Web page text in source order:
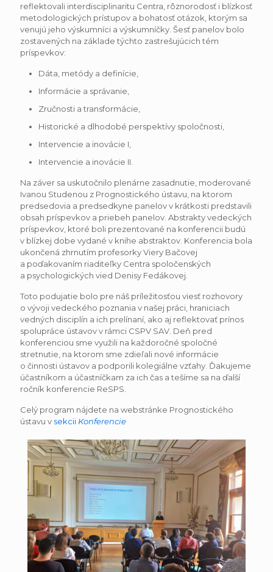
reflektovali interdisciplinaritu Centra, rôznorodosť i blízkosť
metodologických prístupov a bohatosť otázok, ktorým sa
venujú jeho výskumníci a výskumníčky. Šesť panelov bolo
zostavených na základe týchto zastrešujúcich tém
príspevkov:
Dáta, metódy a definície,
Informácie a správanie,
Zručnosti a transformácie,
Historické a dlhodobé perspektívy spoločnosti,
Intervencie a inovácie I,
Intervencie a inovácie II.
Na záver sa uskutočnilo plenárne zasadnutie, moderované
Ivanou Studenou z Prognostického ústavu, na ktorom
predsedovia a predsedkyne panelov v krátkosti predstavili
obsah príspevkov a priebeh panelov. Abstrakty vedeckých
príspevkov, ktoré boli prezentované na konferencii budú
v blízkej dobe vydané v knihe abstraktov. Konferencia bola
ukončená zhrnutím profesorky Viery Bačovej
a poďakovaním riaditeľky Centra spoločenských
a psychologických vied Denisy Fedákovej.
Toto podujatie bolo pre náš príležitosťou viesť rozhovory
o vývoji vedeckého poznania v našej práci, hraniciach
vedných disciplín a ich prelínaní, ako aj reflektovať prínos
spolupráce ústavov v rámci CSPV SAV. Deň pred
konferenciou sme využili na každoročné spoločné
stretnutie, na ktorom sme zdieľali nové informácie
o činnosti ústavov a podporili kolegiálne vzťahy. Ďakujeme
účastníkom a účastníčkam za ich čas a tešíme sa na ďalší
ročník konferencie ReSPS.
Celý program nájdete na webstránke Prognostického
ústavu v sekcii Konferencie